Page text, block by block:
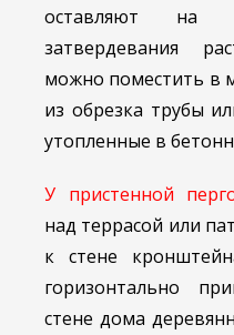
оставляют на
затвердевания
можно поместить в
из обрезка трубы
утопленные в
У пристенной
над террасой или
к стене
горизонтально
стене дома